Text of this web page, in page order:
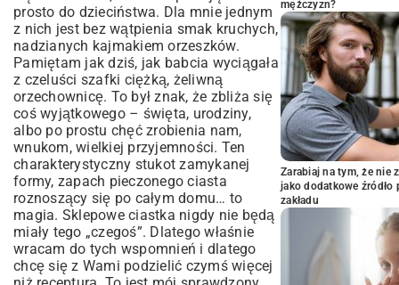
prosto do dzieciństwa. Dla mnie jednym
z nich jest bez wątpienia smak kruchych,
nadzianych kajmakiem orzeszków.
Pamiętam jak dziś, jak babcia wyciągała
z czeluści szafki ciężką, żeliwną
orzechownicę. To był znak, że zbliża się
coś wyjątkowego – święta, urodziny,
albo po prostu chęć zrobienia nam,
wnukom, wielkiej przyjemności. Ten
charakterystyczny stukot zamykanej
formy, zapach pieczonego ciasta
roznoszący się po całym domu… to
magia. Sklepowe ciastka nigdy nie będą
miały tego „czegoś”. Dlatego właśnie
wracam do tych wspomnień i dlatego
chcę się z Wami podzielić czymś więcej
mężczyzn?
Zarabiaj na tym, że nie
jako dodatkowe
zakładu